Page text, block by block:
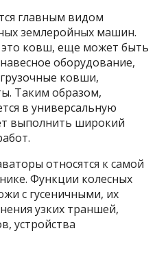
главным видом
землеройных машин.
это ковш, еще может быть
оборудование,
ковши,
Таким образом,
в универсальную
выполнить широкий
относятся к самой
Функции колесных
с гусеничными, их
узких траншей,
устройства